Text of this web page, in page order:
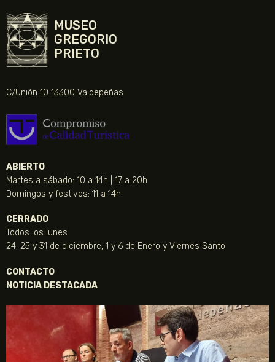
MUSEO
GREGORIO
PRIETO
C/Unión 10 13300 Valdepeñas
ABIERTO
Martes a sábado: 10 a 14h | 17 a 20h
Domingos y festivos: 11 a 14h
CERRADO
Todos los lunes
24, 25 y 31 de diciembre, 1 y 6 de Enero y Viernes Santo
CONTACTO
NOTICIA DESTACADA